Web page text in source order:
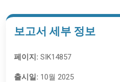
보고서 세부 정보
페이지: SIK14857
출시일: 10월 2025